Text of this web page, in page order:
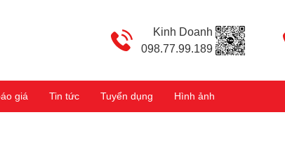
Kinh Doanh
098.77.99.189
giá Tin tức Tuyển dụng Hình ảnh